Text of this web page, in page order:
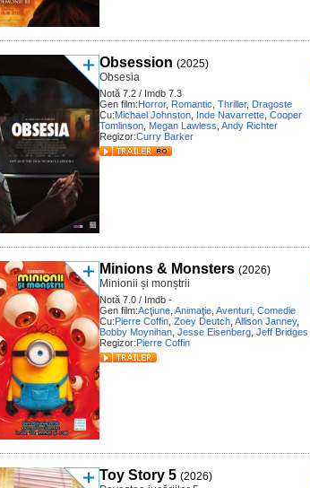
Obsession (2025)
Obsesia
Notă 7.2 / Imdb 7.3
Gen film:Horror, Romantic Thriller, Dragoste
Cu:Michael Johnston Inde Navarrette Cooper
Tomlinson Megan Lawless Andy Richter
Regizor:Curry Barker
Minions & Monsters (2026)
Minionii și monștrii
Notă 7.0 / Imdb -
Gen film:Acţiune Animaţie Aventuri Comedie
Cu:Pierre Coffin Zoey Deutch Allison Janney,
Bobby Moynihan Jesse Eisenberg Jeff Bridges
Regizor:Pierre Coffin
Toy Story 5 (2026)